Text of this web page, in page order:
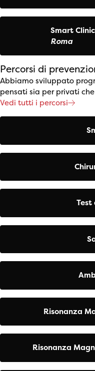
Smart
Roma
Percorsi di
Abbiamo sviluppato
pensati sia per privati
Vedi tutti i percorsi
Test
Risonanza
Risonanza